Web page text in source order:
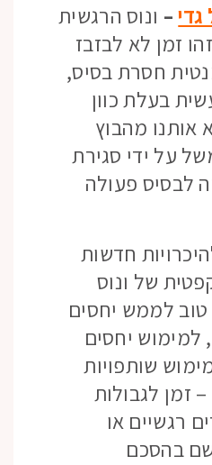
גדי– ונוס הרגשית
זמן לא לבזבז
חסרת בסיס,
בעלת כוון
אותנו מהבוץ
על ידי סגירת
לבסיס פעולה
חדשות
של ונוס
לממש יחסים
למימוש יחסים
שותפויות
זמן לגבולות
רגשיים או
בהסכם